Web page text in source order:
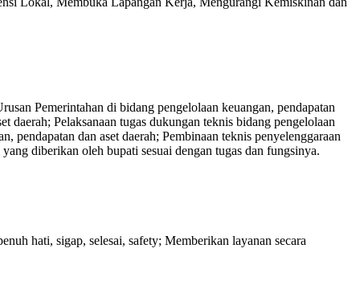
Pemerintahan di bidang pengelolaan keuangan, pendapatan
daerah; Pelaksanaan tugas dukungan teknis bidang pengelolaan
pendapatan dan aset daerah; Pembinaan teknis penyelenggaraan
diberikan oleh bupati sesuai dengan tugas dan fungsinya.
hati, sigap, selesai, safety; Memberikan layanan secara